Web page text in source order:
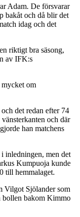
Adam. De försvarar
bakåt och då blir det
idag och det
riktigt bra säsong,
av IFK:s
mycket om
det redan efter 74
och där
han matchens
inledningen, men det
Kumpuoja kunde
till hemmalaget.
Vilgot Sjölander som
bollen bakom Kimmo